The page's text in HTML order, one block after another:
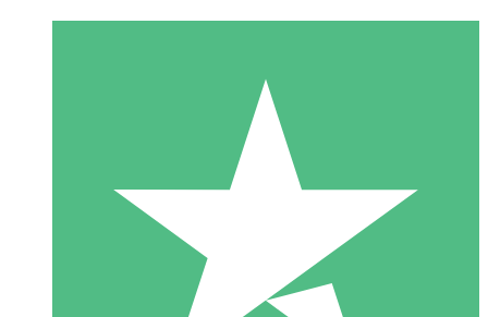
Individuelle Credit-Pakete
Zahlen Sie nach Bedarf mit Download-Credits. Keine
monatliche Verpflichtung erforderlich.
10 00